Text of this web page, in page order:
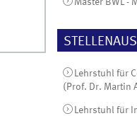
Master BWL -
Lehrstuhl für
(Prof. Dr. Martin
Lehrstuhl für